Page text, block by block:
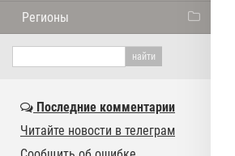
Регионы
Последние комментарии
Читайте новости в телеграм